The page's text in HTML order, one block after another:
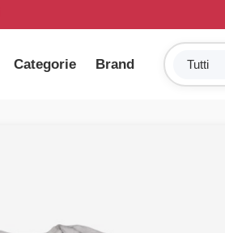
Categorie Brand